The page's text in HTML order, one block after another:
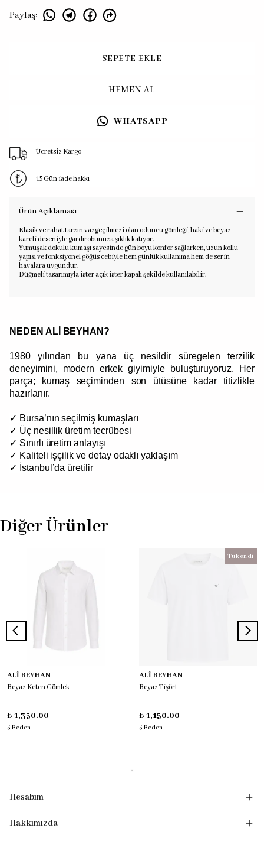
Paylaş:
SEPETE EKLE
HEMEN AL
WHATSAPP
Ücretsiz Kargo
15 Gün iade hakkı
Ürün Açıklaması
Klasik ve rahat tarzın vazgeçilmezi olan oduncu gömleği, haki ve beyaz
kareli deseniyle gardırobunuza şıklık katıyor.
Yumuşak dokulu kumaşı sayesinde gün boyu konfor sağlarken, uzun kollu
yapısı ve fonksiyonel göğüs cebiyle hem günlük kullanıma hem de serin
havalara uygundur.
Düğmeli tasarımıyla ister açık ister kapalı şekilde kullanılabilir.
NEDEN ALİ BEYHAN?
1980 yılından bu yana üç nesildir süregelen terzilik
deneyimini, modern erkek giyimiyle buluşturuyoruz. Her
parça; kumaş seçiminden son ütüsüne kadar titizlikle
hazırlanır.
✓ Bursa’nın seçilmiş kumaşları
✓ Üç nesillik üretim tecrübesi
✓ Sınırlı üretim anlayışı
✓ Kaliteli işçilik ve detay odaklı yaklaşım
✓ İstanbul’da üretilir
Diğer Ürünler
ALİ BEYHAN
Beyaz Keten Gömlek
₺ 1,350.00
5 Beden
Tükendi
ALİ BEYHAN
Beyaz Tişört
₺ 1,150.00
5 Beden
Hesabım
Hakkımızda